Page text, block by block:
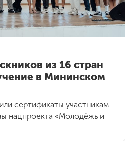
из 16 стран
в Мининском
сертификаты участникам
нацпроекта «Молодёжь и